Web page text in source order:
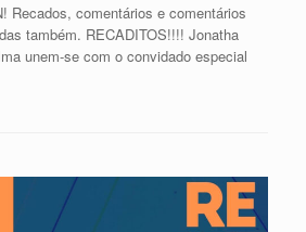
Recados, comentários e comentários
também. RECADITOS!!!! Jonatha
unem-se com o convidado especial